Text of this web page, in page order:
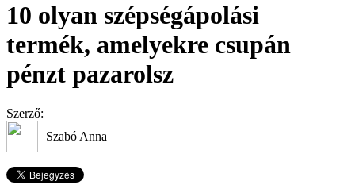
10 olyan szépségápolási
termék, amelyekre csupán
pénzt pazarolsz
Szerző:
Szabó Anna